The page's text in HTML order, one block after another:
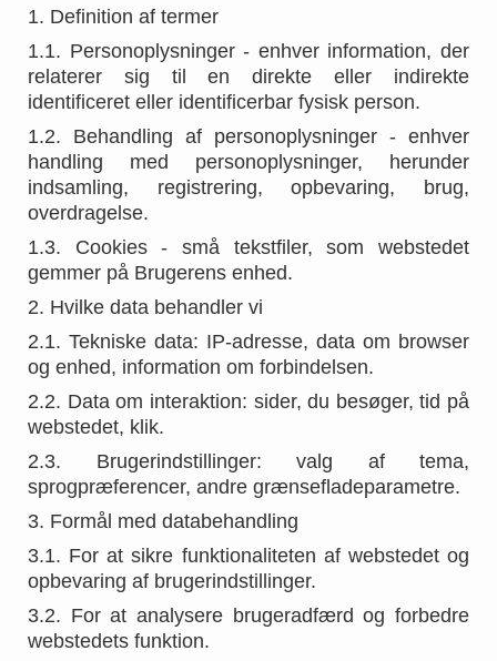
1. Definition af termer
1.1. Personoplysninger - enhver information, der
relaterer sig til en direkte eller indirekte
identificeret eller identificerbar fysisk person.
1.2. Behandling af personoplysninger - enhver
handling med personoplysninger, herunder
indsamling, registrering, opbevaring, brug,
overdragelse.
1.3. Cookies - små tekstfiler, som webstedet
gemmer på Brugerens enhed.
2. Hvilke data behandler vi
2.1. Tekniske data: IP-adresse, data om browser
og enhed, information om forbindelsen.
2.2. Data om interaktion: sider, du besøger, tid på
webstedet, klik.
2.3. Brugerindstillinger: valg af tema,
sprogpræferencer, andre grænsefladeparametre.
3. Formål med databehandling
3.1. For at sikre funktionaliteten af webstedet og
opbevaring af brugerindstillinger.
3.2. For at analysere brugeradfærd og forbedre
webstedets funktion.